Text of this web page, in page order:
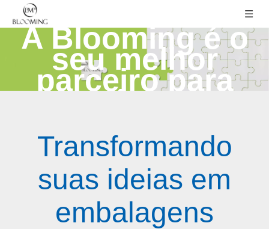
A Blooming é o
seu melhor
parceiro para
negócios a
Transformando
suas ideias em
embalagens